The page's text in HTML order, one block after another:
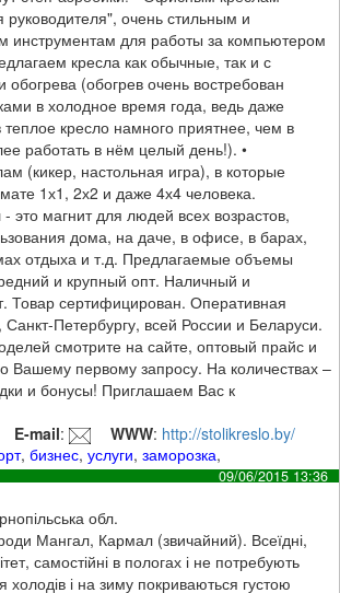
руководителя", очень стильным и
инструментам для работы за компьютером
кресла как обычные, так и с
(обогрев очень востребован
в холодное время года, ведь даже
теплое кресло намного приятнее, чем в
работать в нём целый день!). •
(кикер, настольная игра), в которые
1х1, 2х2 и даже 4х4 человека.
это магнит для людей всех возрастов,
дома, на даче, в офисе, в барах,
отдыха и т.д. Предлагаемые объемы
и крупный опт. Наличный и
Товар сертифицирован. Оперативная
Санкт-Петербургу, всей России и Беларуси.
смотрите на сайте, оптовый прайс и
Вашему первому запросу. На количествах –
и бонусы! Приглашаем Вас к
E-mail: WWW: http://stolikreslo.by/
,бизнес,услуги,заморозка,
09/06/2015 13:36
обл.
Мангал, Кармал (звичайний). Всеїдні,
самостійні в пологах і не потребують
і на зиму покриваються густою